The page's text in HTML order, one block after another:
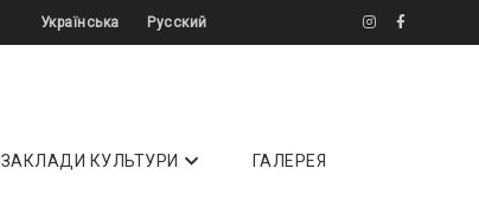
Українська Русский
ЗАКЛАДИ КУЛЬТУРИ ГАЛЕРЕЯ